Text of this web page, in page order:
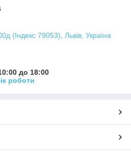
(Індекс 79053), Львів, Україна
до 18:00
роботи